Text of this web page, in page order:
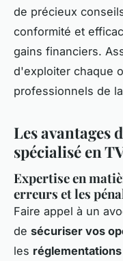
de précieux
conformité et
gains financiers.
d'exploiter chaque
professionnels de
Les avantages
spécialisé en
Expertise en
erreurs et les
Faire appel à un
de sécuriser vos
les